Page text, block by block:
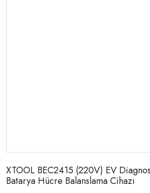
XTOOL BEC2415 (220V) EV
Batarya Hücre Balanslama Cihazı